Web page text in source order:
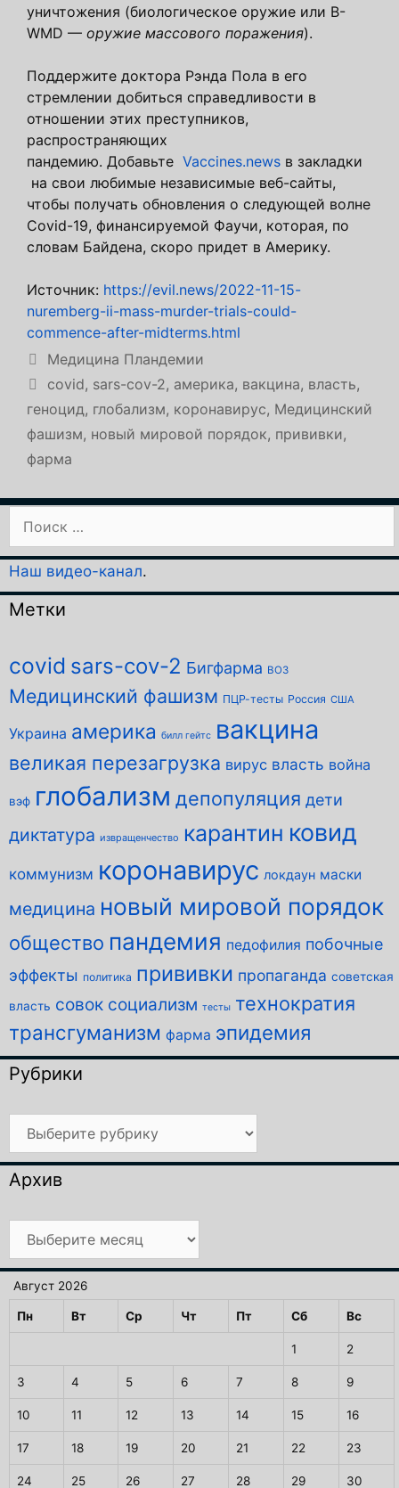
уничтожения (биологическое оружие или B-
WMD — оружие массового поражения).
Поддержите доктора Рэнда Пола в его
стремлении добиться справедливости в
отношении этих преступников,
распространяющих
пандемию. Добавьте Vaccines.news в закладки
на свои любимые независимые веб-сайты,
чтобы получать обновления о следующей волне
Covid-19, финансируемой Фаучи, которая, по
словам Байдена, скоро придет в Америку.
Источник: https://evil.news/2022-11-15-
nuremberg-ii-mass-murder-trials-could-
commence-after-midterms.html
Рубрики
Медицина Пландемии
Метки
covid, sars-cov-2, америка, вакцина, власть,
геноцид, глобализм, коронавирус, Медицинский
фашизм, новый мировой порядок, прививки,
фарма
Наш видео-канал.
Метки
covid sars-cov-2 Бигфарма ВОЗ
Медицинский фашизм ПЦР-тесты Россия США
Украина америка билл гейтс вакцина
великая перезагрузка вирус власть война
вэф глобализм депопуляция дети
диктатура извращенчество карантин ковид
коммунизм коронавирус локдаун маски
медицина новый мировой порядок
общество пандемия педофилия побочные
эффекты политика прививки пропаганда советская
власть совок социализм тесты технократия
трансгуманизм фарма эпидемия
Рубрики
Рубрики
Архив
Архив
Август 2026
Пн Вт Ср Чт Пт Сб Вс
1 2
3 4 5 6 7 8 9
10 11 12 13 14 15 16
17 18 19 20 21 22 23
24 25 26 27 28 29 30